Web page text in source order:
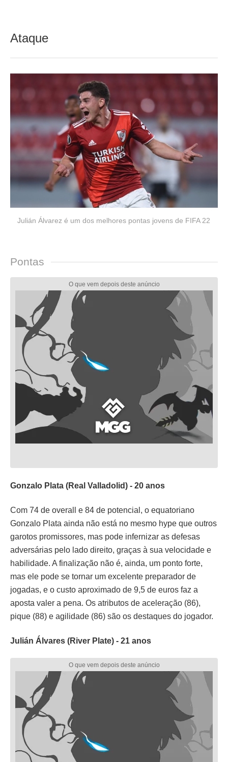
Ataque
Julián Álvarez é um dos melhores pontas jovens de FIFA 22
Pontas
Gonzalo Plata (Real Valladolid) - 20 anos
Com 74 de overall e 84 de potencial, o equatoriano
Gonzalo Plata ainda não está no mesmo hype que outros
garotos promissores, mas pode infernizar as defesas
adversárias pelo lado direito, graças à sua velocidade e
habilidade. A finalização não é, ainda, um ponto forte,
mas ele pode se tornar um excelente preparador de
jogadas, e o custo aproximado de 9,5 de euros faz a
aposta valer a pena. Os atributos de aceleração (86),
pique (88) e agilidade (86) são os destaques do jogador.
Julián Álvares (River Plate) - 21 anos